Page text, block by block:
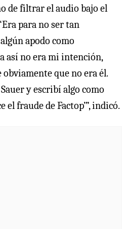
de filtrar el audio bajo el
para no ser tan
apodo como
así no era mi intención,
obviamente que no era él.
y escribí algo como
el fraude de Factop’”, indicó.